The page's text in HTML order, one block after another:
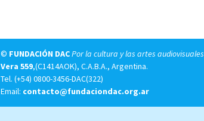
© FUNDACIÓN DACPor la cultura y las artes audiovisuales
Vera 559,(C1414AOK), C.A.B.A., Argentina.
Tel. (+54) 0800-3456-DAC(322)
Email: contacto@fundaciondac.org.ar